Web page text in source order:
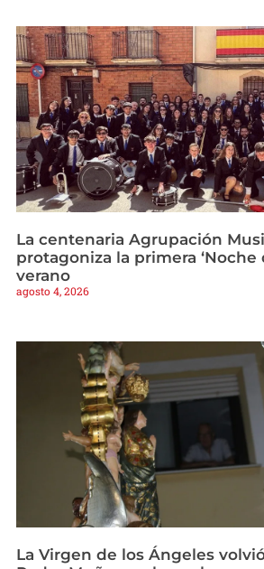
La centenaria Agrupación
protagoniza la primera ‘Noche
verano
agosto 4, 2026
La Virgen de los Ángeles